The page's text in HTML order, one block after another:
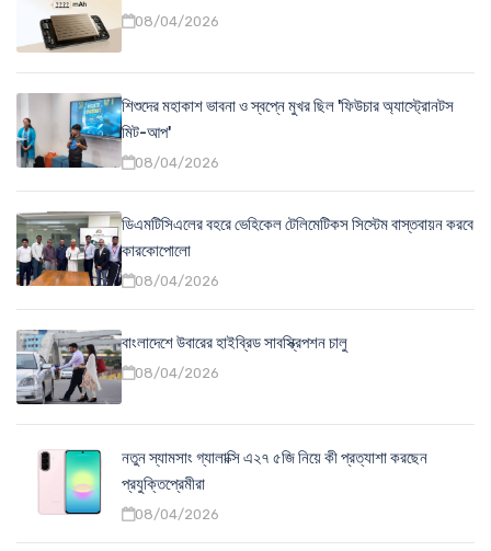
08/04/2026
শিশুদের মহাকাশ ভাবনা ও স্বপ্নে মুখর ছিল 'ফিউচার অ্যাস্ট্রোনটস
মিট-আপ'
08/04/2026
ডিএমটিসিএলের বহরে ভেহিকেল টেলিমেটিকস সিস্টেম বাস্তবায়ন করবে
কারকোপোলো
08/04/2026
বাংলাদেশে উবারের হাইব্রিড সাবস্ক্রিপশন চালু
08/04/2026
নতুন স্যামসাং গ্যালাক্সি এ২৭ ৫জি নিয়ে কী প্রত্যাশা করছেন
প্রযুক্তিপ্রেমীরা
08/04/2026